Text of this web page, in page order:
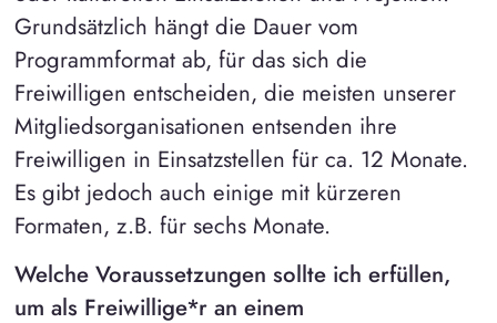
Grundsätzlich hängt die Dauer vom
Programmformat ab, für das sich die
Freiwilligen entscheiden, die meisten unserer
Mitgliedsorganisationen entsenden ihre
Freiwilligen in Einsatzstellen für ca. 12 Monate.
Es gibt jedoch auch einige mit kürzeren
Formaten, z.B. für sechs Monate.
Welche Voraussetzungen sollte ich erfüllen,
um als Freiwillige*r an einem